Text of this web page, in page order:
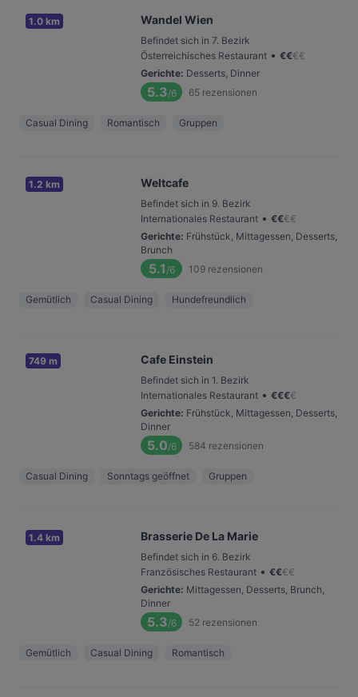
1.0 km Wandel Wien
Befindet sich in 7. Bezirk
Österreichisches Restaurant • €€€€
Gerichte: Desserts, Dinner
5.3/6 65 rezensionen
Casual Dining Romantisch Gruppen
1.2 km Weltcafe
Befindet sich in 9. Bezirk
Internationales Restaurant • €€€€
Gerichte: Frühstück, Mittagessen, Desserts,
Brunch
5.1 /6 109 rezensionen
Gemütlich Casual Dining Hundefreundlich
749 m Cafe Einstein
Befindet sich in 1. Bezirk
Internationales Restaurant • €€€€
Gerichte: Frühstück, Mittagessen, Desserts,
Dinner
5.0/6 584 rezensionen
Casual Dining Sonntags geöffnet Gruppen
1.4 km Brasserie De La Marie
Befindet sich in 6. Bezirk
Französisches Restaurant • €€€€
Gerichte: Mittagessen, Desserts, Brunch,
Dinner
5.3/6 52 rezensionen
Gemütlich Casual Dining Romantisch